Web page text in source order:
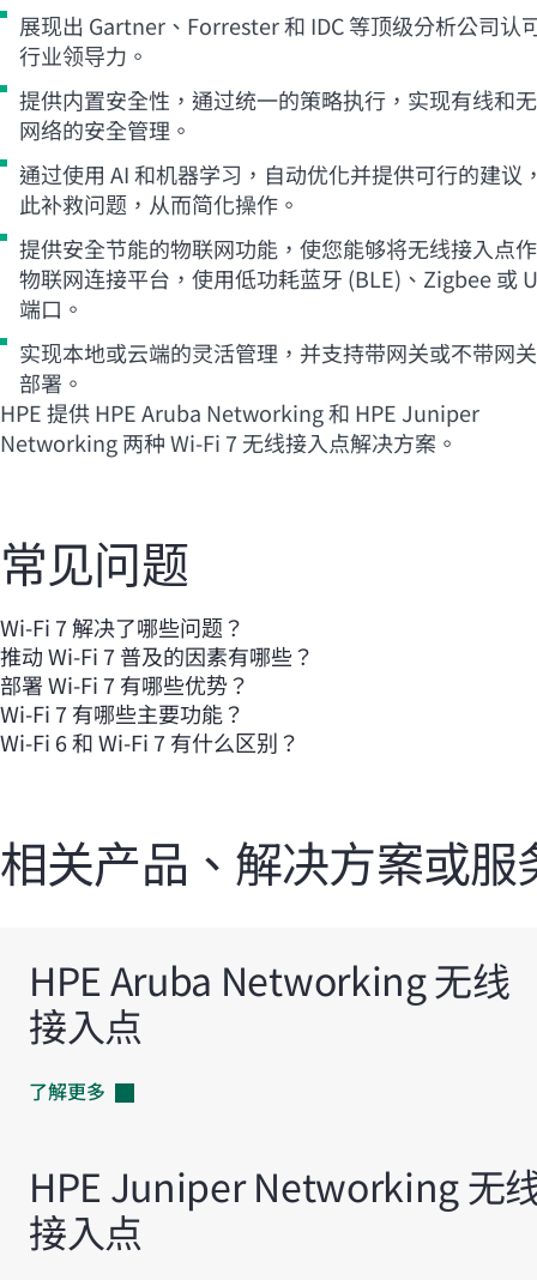
展现出 Gartner、Forrester 和 IDC 等顶级分析公司认
行业领导力。
提供内置安全性，通过统一的策略执行，实现有线和
网络的安全管理。
通过使用 AI 和机器学习，自动优化并提供可行的建议
此补救问题，从而简化操作。
提供安全节能的物联网功能，使您能够将无线接入点
物联网连接平台，使用低功耗蓝牙 (BLE)、Zigbee 或
端口。
实现本地或云端的灵活管理，并支持带网关或不带网
部署。
HPE 提供 HPE Aruba Networking 和 HPE Juniper
Networking 两种Wi-Fi 7 无线接入点解决方案。
常见问题
Wi-Fi 7 解决了哪些问题？
推动 Wi-Fi 7 普及的因素有哪些？
部署 Wi-Fi 7 有哪些优势？
Wi-Fi 7 有哪些主要功能？
Wi-Fi 6 和 Wi-Fi 7 有什么区别？
相关产品、解决方案或服
HPE Aruba Networking 无线
接入点
了解更多
HPE Juniper Networking 无
接入点